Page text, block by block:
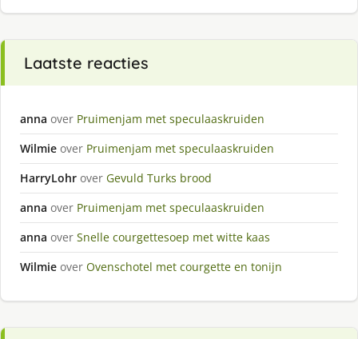
Laatste reacties
anna over Pruimenjam met speculaaskruiden
Wilmie over Pruimenjam met speculaaskruiden
HarryLohr over Gevuld Turks brood
anna over Pruimenjam met speculaaskruiden
anna over Snelle courgettesoep met witte kaas
Wilmie over Ovenschotel met courgette en tonijn